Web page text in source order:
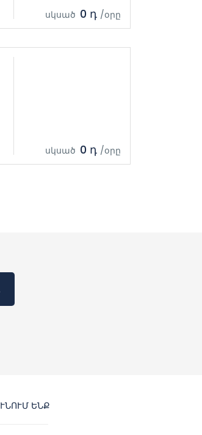
սկսած 0 դ /օրը
սկսած 0 դ /օրը
ԵՆՔ